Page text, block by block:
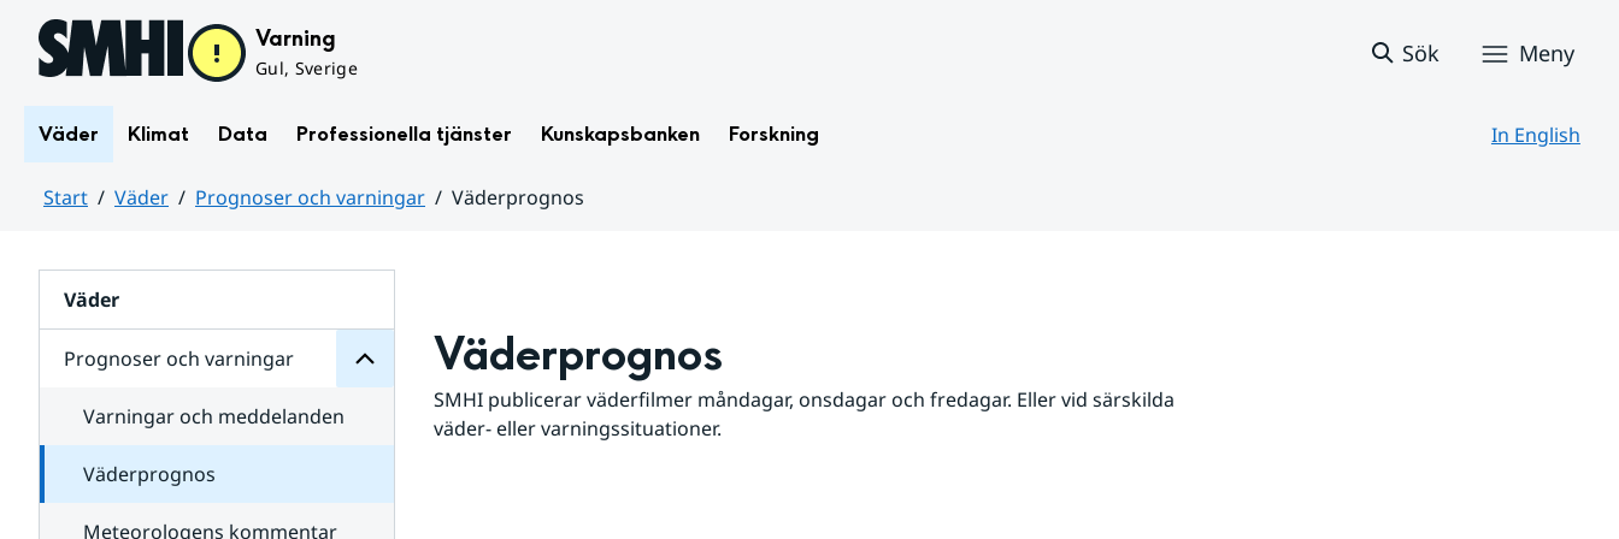
Hoppa till sidans innehåll Varning
Gul, Sverige
Sök Meny
Väder Klimat Data Professionella tjänster Kunskapsbanken Forskning In English
Start Väder Prognoser och varningar
Väderprognos
Väder
Prognoser och varningar
för
varningar
Varningar och meddelanden
Väderprognos
Meteorologens kommentar
Väderprognos
SMHI publicerar väderfilmer måndagar, onsdagar och fredagar. Eller vid särskilda
väder- eller varningssituationer.